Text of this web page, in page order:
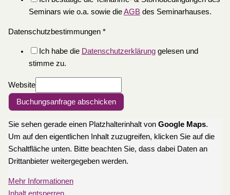
Seminars wie o.a. sowie dieAGBdes Seminarhauses.
Datenschutzbestimmungen *
Ich habe die Datenschutzerklärunggelesen und
stimme zu.
Website
Buchungsanfrage abschicken
Sie sehen gerade einen Platzhalterinhalt von Google Maps.
Um auf den eigentlichen Inhalt zuzugreifen, klicken Sie auf die
Schaltfläche unten. Bitte beachten Sie, dass dabei Daten an
Drittanbieter weitergegeben werden.
Mehr Informationen